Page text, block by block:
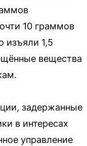
10 граммов
изъяли 1,5
вещества
задержанные
в интересах
управление